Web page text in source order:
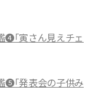
❹「寅さん見えチェ
❺「発表会の子供み